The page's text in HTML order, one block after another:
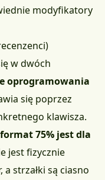
modyfikatory
w dwóch
oprogramowania
się poprzez
klawisza.
format 75% jest dla
jest fizycznie
strzałki są ciasno